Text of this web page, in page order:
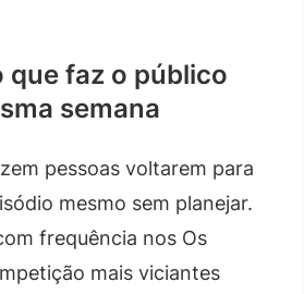
que faz o público
semana
pessoas voltarem para
mesmo sem planejar.
frequência nos Os
mais viciantes